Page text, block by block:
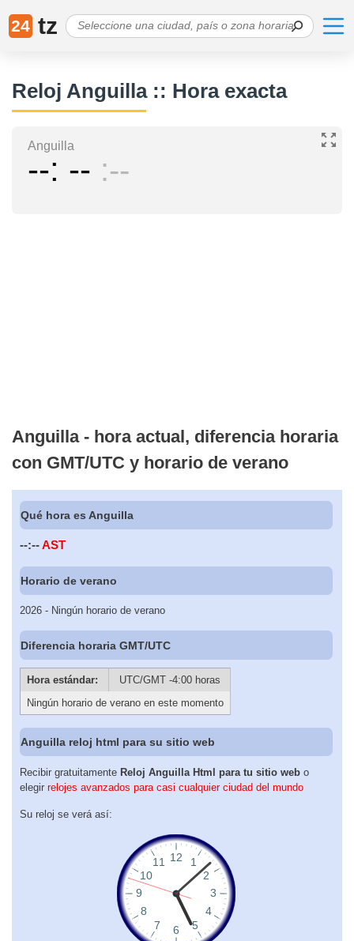
24 tz
Reloj Anguilla :: Hora exacta
Anguilla
-- -- --
Anguilla - hora actual, diferencia horaria
con GMT/UTC y horario de verano
Qué hora es Anguilla
--:--AST
Horario de verano
2026 - Ningún horario de verano
Diferencia horaria GMT/UTC
Hora estándar:
UTC/GMT -4:00 horas
Ningún horario de verano en este momento
Anguilla reloj html para su sitio web
Recibir gratuitamente Reloj Anguilla Html para tu sitio web o
elegir relojes avanzados para casi cualquier ciudad del mundo
Su reloj se verá así: